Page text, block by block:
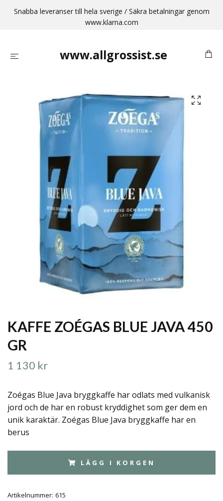
Snabba leveranser till hela sverige / Säkra betalningar genom
www.klarna.com
www.allgrossist.se
KAFFE ZOÉGAS BLUE JAVA 450
GR
1 130 kr
Zoégas Blue Java bryggkaffe har odlats med vulkanisk
jord och de har en robust kryddighet som ger dem en
unik karaktär. Zoégas Blue Java bryggkaffe har en
berus
LÄGG I KORGEN
Artikelnummer: 615